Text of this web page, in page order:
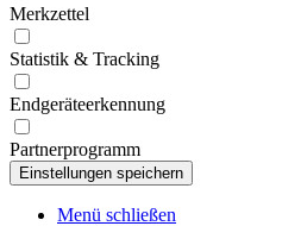
Merkzettel
Statistik & Tracking
Endgeräteerkennung
Partnerprogramm
Menü schließen